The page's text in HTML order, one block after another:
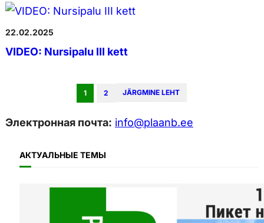
22.02.2025
VIDEO: Nursipalu III kett
1 2 JÄRGMINE LEHT
Электронная почта: info@plaanb.ee
АКТУАЛЬНЫЕ ТЕМЫ